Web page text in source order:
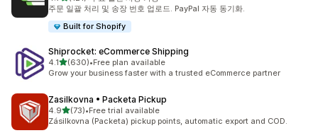
총 리뷰 121개
주문 일괄 처리 및 송장 번호 업로드. PayPal 자동 동기화.
Built for Shopify
Shiprocket: eCommerce Shipping
4.1별 5개 중
(630)
총 리뷰 630개
•Free plan available
Grow your business faster with a trusted eCommerce partner
Zasilkovna • Packeta Pickup
4.9별 5개 중
(73)
총 리뷰 73개
•Free trial available
Zásilkovna (Packeta) pickup points, automatic export and COD.